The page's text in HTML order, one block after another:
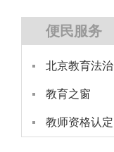
便民服务
北京教育法治
教育之窗
教师资格认定